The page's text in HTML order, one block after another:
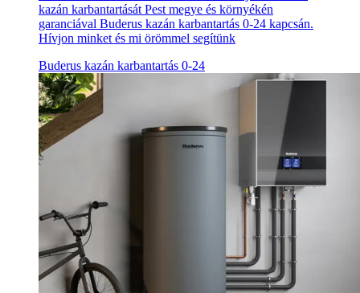
kazán karbantartását Pest megye és környékén
garanciával Buderus kazán karbantartás 0-24 kapcsán.
Hívjon minket és mi örömmel segítünk
Buderus kazán karbantartás 0-24